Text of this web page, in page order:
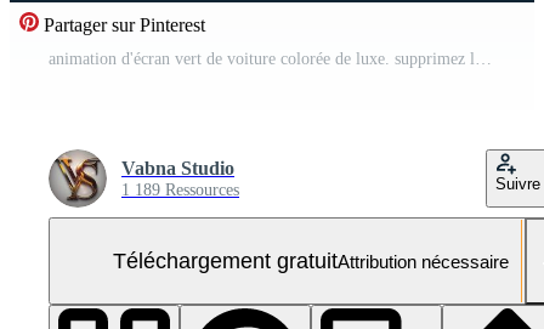
Partager sur Pinterest
animation d'écran vert de voiture colorée de luxe. supprimez la couleur verte et utilisez votre projet. Écran vert de voiture de dessin animé 2d supprimé par clé chroma. animation de voiture mignonne. Vidéo Gratuite
Vabna Studio
1 189 Ressources Suivre
Téléchargement gratuitAttribution nécessaire